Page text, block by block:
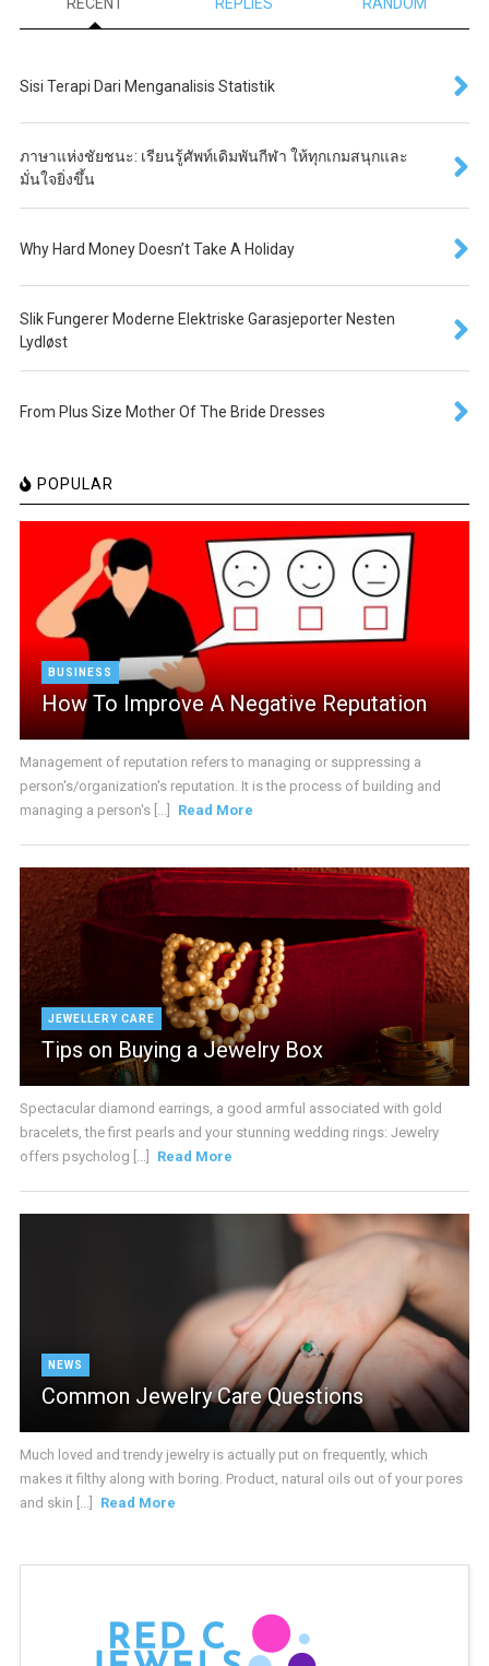
Sisi Terapi Dari Menganalisis Statistik
ภาษาแห่งชัยชนะ: เรียนรู้ศัพท์เดิมพันกีฬา ให้ทุกเกมสนุกและ
มั่นใจยิ่งขึ้น
Why Hard Money Doesn’t Take A Holiday
Slik Fungerer Moderne Elektriske Garasjeporter Nesten
Lydløst
From Plus Size Mother Of The Bride Dresses
POPULAR
BUSINESS
How To Improve A Negative Reputation
Management of reputation refers to managing or suppressing a
person's/organization's reputation. It is the process of building and
managing a person's [...]
Read More
JEWELLERY CARE
Tips on Buying a Jewelry Box
Spectacular diamond earrings, a good armful associated with gold
bracelets, the first pearls and your stunning wedding rings: Jewelry
offers psycholog [...]
Read More
NEWS
Common Jewelry Care Questions
Much loved and trendy jewelry is actually put on frequently, which
makes it filthy along with boring. Product, natural oils out of your pores
and skin [...]
Read More